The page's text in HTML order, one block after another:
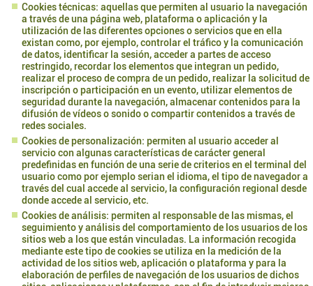
Cookies técnicas: aquellas que permiten al usuario la navegación
a través de una página web, plataforma o aplicación y la
utilización de las diferentes opciones o servicios que en ella
existan como, por ejemplo, controlar el tráfico y la comunicación
de datos, identificar la sesión, acceder a partes de acceso
restringido, recordar los elementos que integran un pedido,
realizar el proceso de compra de un pedido, realizar la solicitud de
inscripción o participación en un evento, utilizar elementos de
seguridad durante la navegación, almacenar contenidos para la
difusión de vídeos o sonido o compartir contenidos a través de
redes sociales.
Cookies de personalización: permiten al usuario acceder al
servicio con algunas características de carácter general
predefinidas en función de una serie de criterios en el terminal del
usuario como por ejemplo serian el idioma, el tipo de navegador a
través del cual accede al servicio, la configuración regional desde
donde accede al servicio, etc.
Cookies de análisis: permiten al responsable de las mismas, el
seguimiento y análisis del comportamiento de los usuarios de los
sitios web a los que están vinculadas. La información recogida
mediante este tipo de cookies se utiliza en la medición de la
actividad de los sitios web, aplicación o plataforma y para la
elaboración de perfiles de navegación de los usuarios de dichos